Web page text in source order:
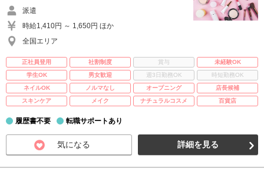
派遣
時給1,410円 ～ 1,650円 ほか
全国エリア
正社員登用 社割制度 賞与
未経験OK
学生OK
男女歓迎 週3日勤務OK
時短勤務OK
ネイルOK
ノルマなし オープニング
店長候補
スキンケア
メイク ナチュラルコスメ 百貨店
履歴書不要 転職サポートあり
気になる 詳細を見る